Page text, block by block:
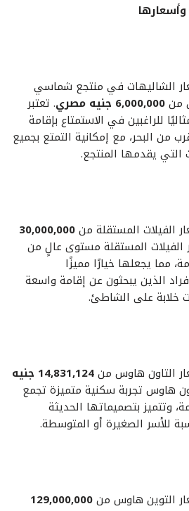
الشاليهات في منتجع شماسي
من6,000,000 جنيه مصري
. تعتبر
للراغبين في الاستمتاع بإقامة
من البحر، مع إمكانية التمتع بجميع
التي يقدمها المنتجع.
الفيلات المستقلة من30,000,000
الفيلات المستقلة مستوى عالٍ من
مما يجعلها خيارًا مميزًا
الذين يبحثون عن إقامة واسعة
خلابة على الشاطئ.
التاون هاوس من
14,831,124 جنيه
هاوس تجربة سكنية متميزة تجمع
وتتميز بتصميماتها الحديثة
للأسر الصغيرة أو المتوسطة.
التوين هاوس من129,000,000